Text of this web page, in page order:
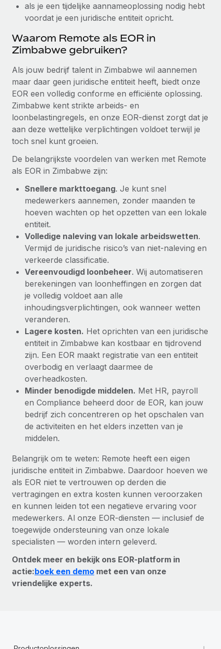
Hoe Phiture 55 werknemers in 19 landen
beheert met Remote
mobiele groeiadviessector, zet zich sinds 2016...
als je een tijdelijke aannameoplossing nodig hebt
voordat je een juridische entiteit opricht.
Waarom Remote als EOR in
Zimbabwe gebruiken?
Als jouw bedrijf talent in Zimbabwe wil aannemen
maar daar geen juridische entiteit heeft, biedt onze
EOR een volledig conforme en efficiënte oplossing.
Zimbabwe kent strikte arbeids- en
loonbelastingregels, en onze EOR-dienst zorgt dat je
aan deze wettelijke verplichtingen voldoet terwijl je
toch snel kunt groeien.
De belangrijkste voordelen van werken met Remote
als EOR in Zimbabwe zijn:
Snellere markttoegang. Je kunt snel
medewerkers aannemen, zonder maanden te
hoeven wachten op het opzetten van een lokale
entiteit.
Volledige naleving van lokale arbeidswetten.
Vermijd de juridische risico’s van niet-naleving en
verkeerde classificatie.
Vereenvoudigd loonbeheer. Wij automatiseren
berekeningen van loonheffingen en zorgen dat
je volledig voldoet aan alle
inhoudingsverplichtingen, ook wanneer wetten
veranderen.
Lagere kosten. Het oprichten van een juridische
entiteit in Zimbabwe kan kostbaar en tijdrovend
zijn. Een EOR maakt registratie van een entiteit
overbodig en verlaagt daarmee de
overheadkosten.
Minder benodigde middelen. Met HR, payroll
en Compliance beheerd door de EOR, kan jouw
bedrijf zich concentreren op het opschalen van
de activiteiten en het elders inzetten van je
middelen.
Belangrijk om te weten: Remote heeft een eigen
juridische entiteit in Zimbabwe. Daardoor hoeven we
als EOR niet te vertrouwen op derden die
vertragingen en extra kosten kunnen veroorzaken
en kunnen leiden tot een negatieve ervaring voor
medewerkers. Al onze EOR-diensten — inclusief de
toegewijde ondersteuning van onze lokale
specialisten — worden intern geleverd.
Ontdek meer en bekijk ons EOR-platform in
actie:boek een demo met een van onze
vriendelijke experts.